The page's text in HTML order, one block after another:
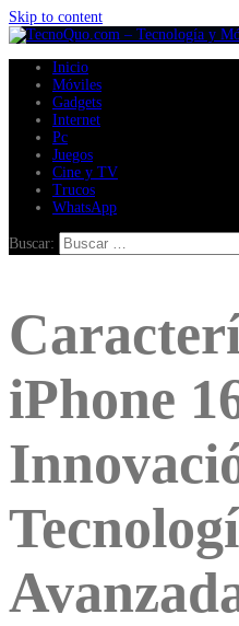
Skip to content
Inicio
Móviles
Gadgets
Internet
Pc
Juegos
Cine y TV
Trucos
WhatsApp
Buscar:
iPhone